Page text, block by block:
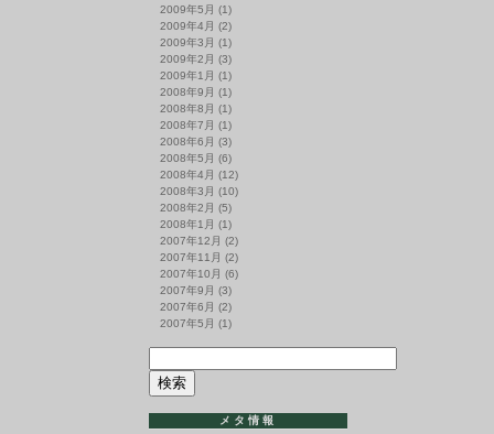
2009年5月 (1)
2009年4月 (2)
2009年3月 (1)
2009年2月 (3)
2009年1月 (1)
2008年9月 (1)
2008年8月 (1)
2008年7月 (1)
2008年6月 (3)
2008年5月 (6)
2008年4月 (12)
2008年3月 (10)
2008年2月 (5)
2008年1月 (1)
2007年12月 (2)
2007年11月 (2)
2007年10月 (6)
2007年9月 (3)
2007年6月 (2)
2007年5月 (1)
メタ情報